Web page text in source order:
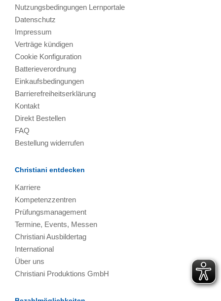
Nutzungsbedingungen Lernportale
Datenschutz
Impressum
Verträge kündigen
Cookie Konfiguration
Batterieverordnung
Einkaufsbedingungen
Barrierefreiheitserklärung
Kontakt
Direkt Bestellen
FAQ
Bestellung widerrufen
Christiani entdecken
Karriere
Kompetenzzentren
Prüfungsmanagement
Termine, Events, Messen
Christiani Ausbildertag
International
Über uns
Christiani Produktions GmbH